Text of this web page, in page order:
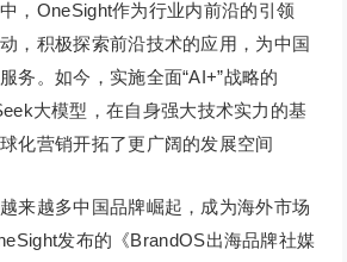
，OneSight作为行业内前沿的引领
，积极探索前沿技术的应用，为中国
务。如今，实施全面“AI+”战略的
大模型，在自身强大技术实力的基
化营销开拓了更广阔的发展空间
来越多中国品牌崛起，成为海外市场
发布的《BrandOS出海品牌社媒